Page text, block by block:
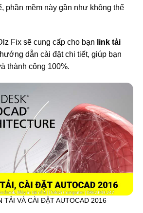
phần mềm này gần như không thể
Fix sẽ cung cấp cho bạn link tải
dẫn cài đặt chi tiết, giúp bạn
thành công 100%.
TẢI VÀ CÀI ĐẶT AUTOCAD 2016